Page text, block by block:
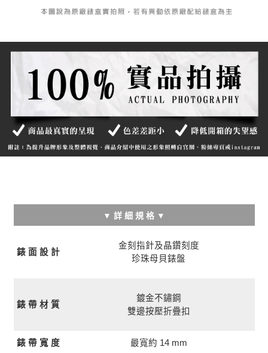
▼ 詳 細 規 格 ▼
錶 面 設 計
金刻指針及晶鑽刻度
珍珠母貝錶盤
錶 帶 材 質
鍍金不鏽鋼
雙邊按壓折疊扣
錶 帶 寬 度 最寬約 14 mm